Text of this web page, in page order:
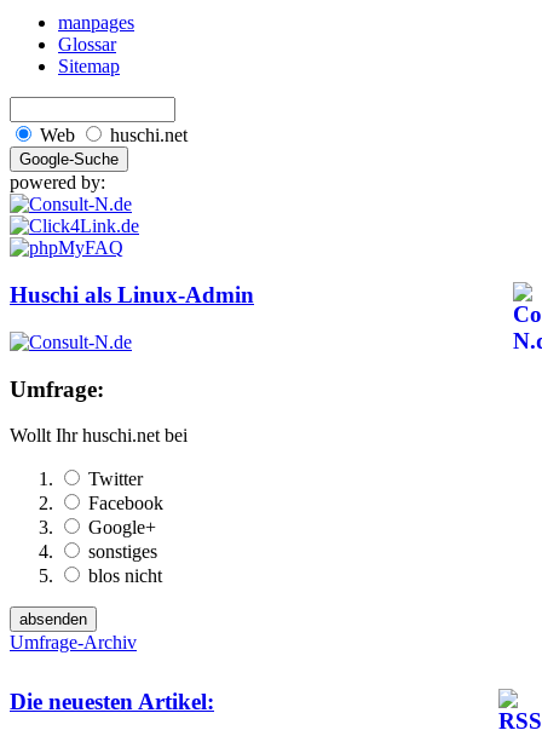
manpages
Glossar
Sitemap
Web huschi.net
powered by:
Huschi als Linux-Admin
Umfrage:
Wollt Ihr huschi.net bei
Twitter
Facebook
Google+
sonstiges
blos nicht
Umfrage-Archiv
Die neuesten Artikel: